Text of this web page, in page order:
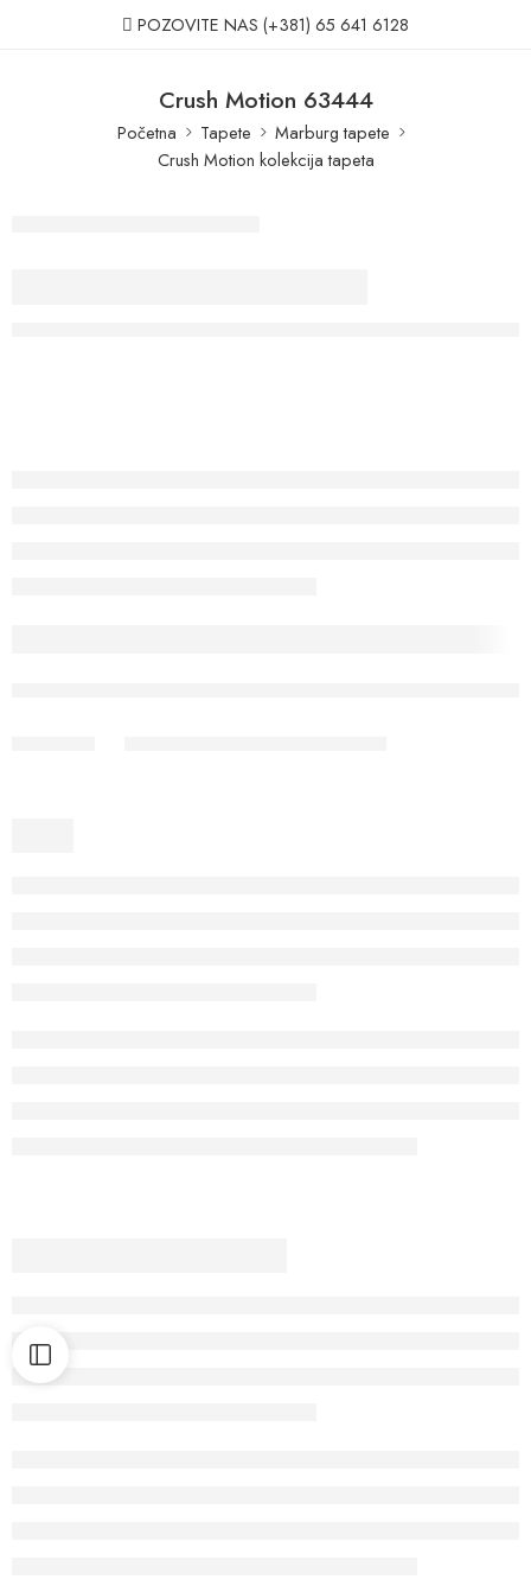
POZOVITE NAS (+381) 65 641 6128
Crush Motion 63444
Početna Tapete
Marburg tapete
Crush Motion kolekcija tapeta